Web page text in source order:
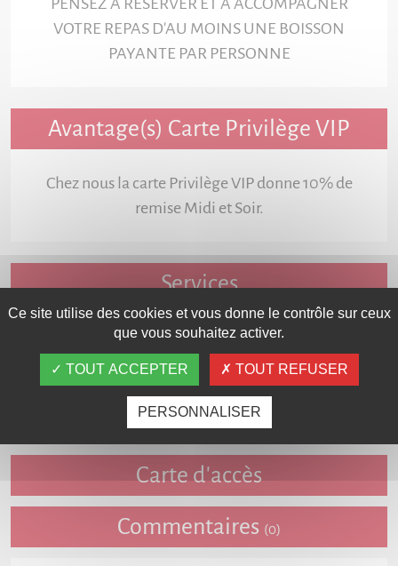
PENSEZ A RESERVER ET A ACCOMPAGNER
VOTRE REPAS D'AU MOINS UNE BOISSON
PAYANTE PAR PERSONNE
Avantage(s) Carte Privilège VIP
Chez nous la carte Privilège VIP donne 10% de
remise Midi et Soir.
Services
Fiche détaillée
Carte d'accès
Commentaires (0)
Ce site utilise des cookies et vous donne le contrôle sur ceux
que vous souhaitez activer.
TOUT ACCEPTER TOUT REFUSER
PERSONNALISER